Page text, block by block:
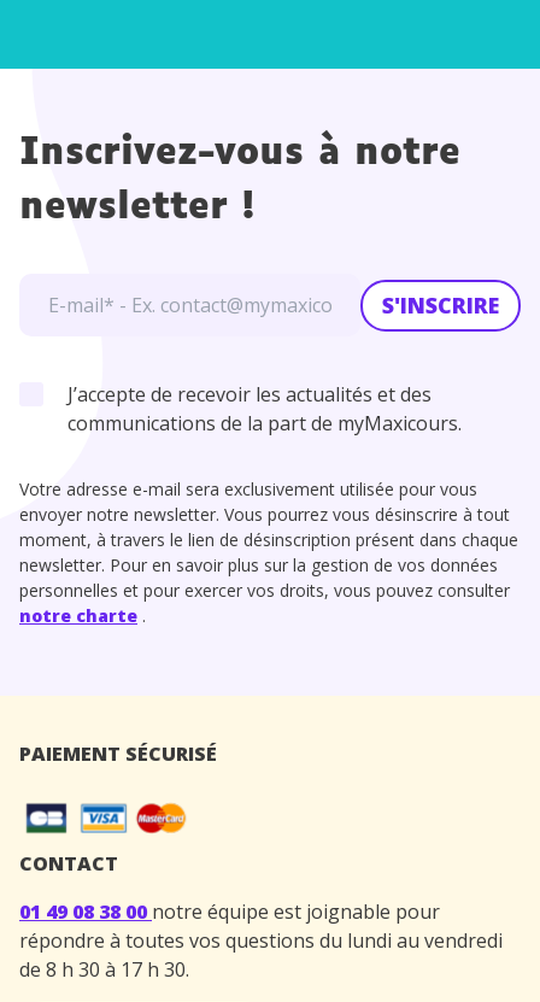
Inscrivez-vous à notre
newsletter !
S'INSCRIRE
J’accepte de recevoir les actualités et des
communications de la part de myMaxicours.
Votre adresse e-mail sera exclusivement utilisée pour vous
envoyer notre newsletter. Vous pourrez vous désinscrire à tout
moment, à travers le lien de désinscription présent dans chaque
newsletter. Pour en savoir plus sur la gestion de vos données
personnelles et pour exercer vos droits, vous pouvez consulter
notre charte .
PAIEMENT SÉCURISÉ
CONTACT
01 49 08 38 00 notre équipe est joignable pour
répondre à toutes vos questions du lundi au vendredi
de 8 h 30 à 17 h 30.